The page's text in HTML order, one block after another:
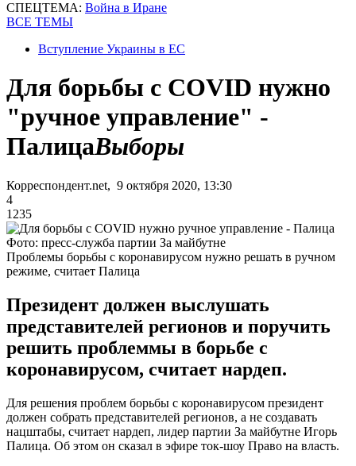
СПЕЦТЕМА: Война в Иране
ВСЕ ТЕМЫ
Вступление Украины в ЕС
Для борьбы с COVID нужно
"ручное управление" -
ПалицаВыборы
Корреспондент.net, 9 октября 2020, 13:30
4
1235
Фото: пресс-служба партии За майбутне
Проблемы борьбы с коронавирусом нужно решать в ручном
режиме, считает Палица
Президент должен выслушать
представителей регионов и поручить
решить проблеммы в борьбе с
коронавирусом, считает нардеп.
Для решения проблем борьбы с коронавирусом президент
должен собрать представителей регионов, а не создавать
нацштабы, считает нардеп, лидер партии За майбутне Игорь
Палица. Об этом он сказал в эфире ток-шоу Право на власть.